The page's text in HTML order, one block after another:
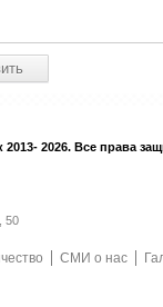
2026. Все права
50
СМИ о нас